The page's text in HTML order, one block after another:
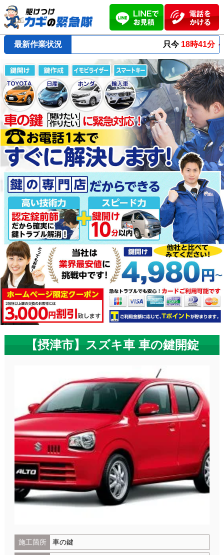
最新作業状況 最短23分で到着
【摂津市】スズキ車 車の鍵開錠
施工箇所 車の鍵